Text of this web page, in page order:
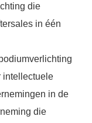
die
in één
intellectuele
in de
die